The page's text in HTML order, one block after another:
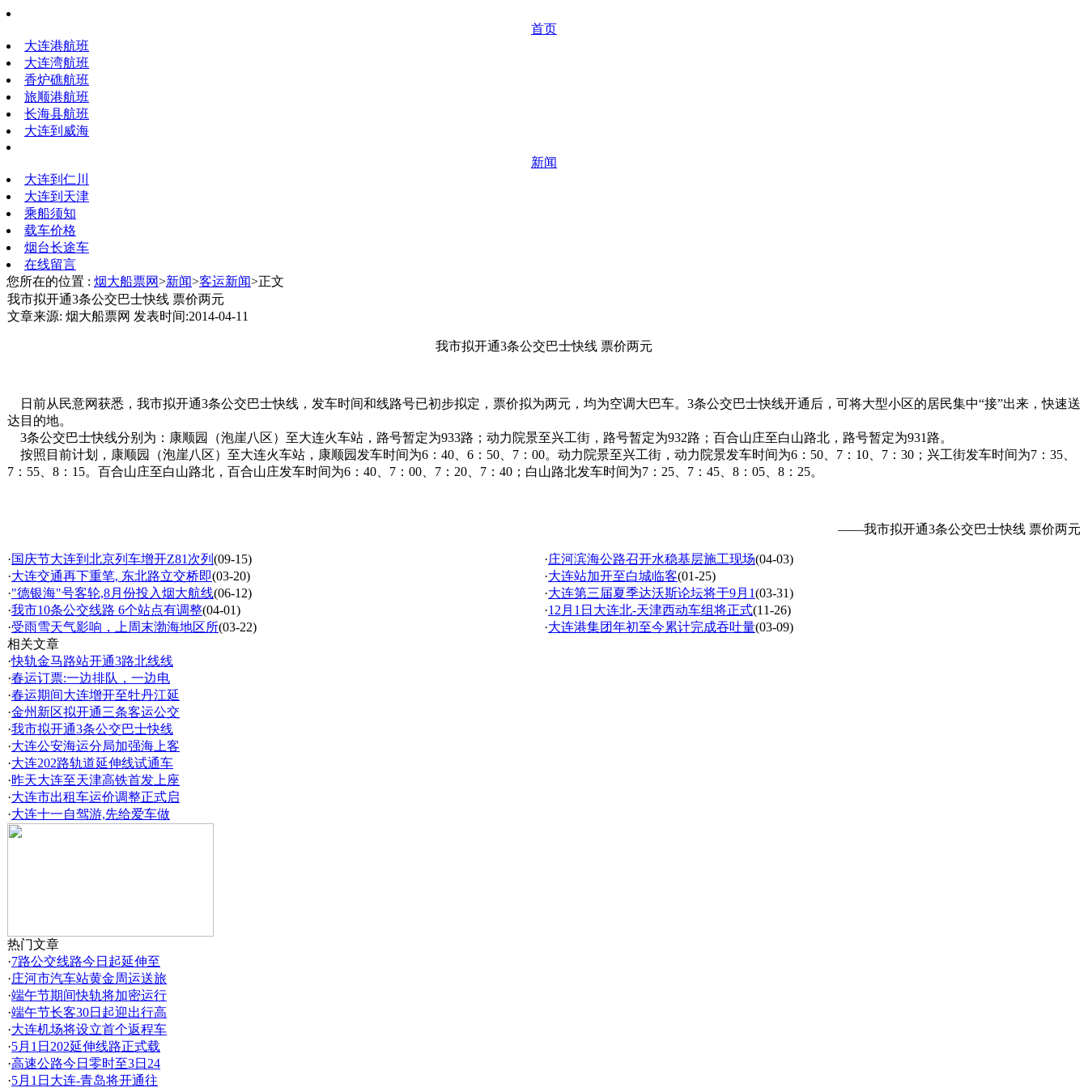
首页
大连港航班
大连湾航班
香炉礁航班
旅顺港航班
长海县航班
大连到威海
新闻
大连到仁川
大连到天津
乘船须知
载车价格
烟台长途车
在线留言
您所在的位置 : 烟大船票网>新闻>客运新闻>正文
我市拟开通3条公交巴士快线 票价两元
文章来源: 烟大船票网 发表时间:2014-04-11
我市拟开通3条公交巴士快线 票价两元
日前从民意网获悉，我市拟开通3条公交巴士快线，发车时间和线路号已初步拟定，票价拟为两元，均为空调大巴车。3条公交巴士快线开通后，可将大型小区的居民集中“接”出来，快速送
达目的地。
3条公交巴士快线分别为：康顺园（泡崖八区）至大连火车站，路号暂定为933路；动力院景至兴工街，路号暂定为932路；百合山庄至白山路北，路号暂定为931路。
按照目前计划，康顺园（泡崖八区）至大连火车站，康顺园发车时间为6：40、6：50、7：00。动力院景至兴工街，动力院景发车时间为6：50、7：10、7：30；兴工街发车时间为7：35、
7：55、8：15。百合山庄至白山路北，百合山庄发车时间为6：40、7：00、7：20、7：40；白山路北发车时间为7：25、7：45、8：05、8：25。
——我市拟开通3条公交巴士快线 票价两元
·国庆节大连到北京列车增开Z81次列 (09-15) ·庄河滨海公路召开水稳基层施工现场(04-03)
·大连交通再下重笔, 东北路立交桥即(03-20) ·大连站加开至白城临客(01-25)
·"德银海"号客轮,8月份投入烟大航线(06-12) ·大连第三届夏季达沃斯论坛将于9月1(03-31)
·我市10条公交线路 6个站点有调整(04-01) ·12月1日大连北-天津西动车组将正式(11-26)
·受雨雪天气影响，上周末渤海地区所(03-22) ·大连港集团年初至今累计完成吞吐量(03-09)
相关文章
·快轨金马路站开通3路北线线
·春运订票:一边排队，一边电
·春运期间大连增开至牡丹江延
·金州新区拟开通三条客运公交
·我市拟开通3条公交巴士快线
·大连公安海运分局加强海上客
·大连202路轨道延伸线试通车
·昨天大连至天津高铁首发上座
·大连市出租车运价调整正式启
·大连十一自驾游,先给爱车做
热门文章
·7路公交线路今日起延伸至
·庄河市汽车站黄金周运送旅
·端午节期间快轨将加密运行
·端午节长客30日起迎出行高
·大连机场将设立首个返程车
·5月1日202延伸线路正式载
·高速公路今日零时至3日24
·5月1日大连-青岛将开通往